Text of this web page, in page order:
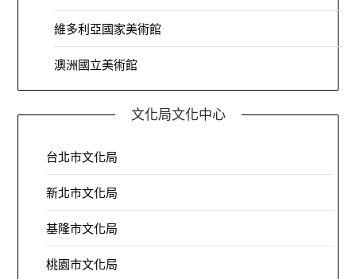
維多利亞國家美術館
澳洲國立美術館
文化局文化中心
台北市文化局
新北市文化局
基隆市文化局
桃園市文化局